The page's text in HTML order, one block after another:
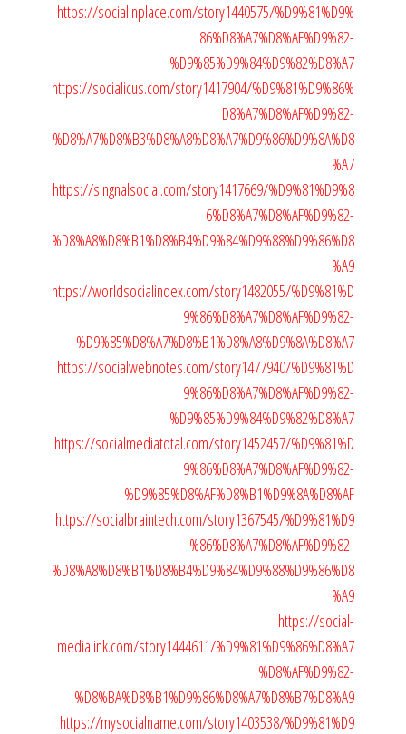
https://socialinplace.com/story1440575/%D9%81%D9%
86%D8%A7%D8%AF%D9%82-
%D9%85%D9%84%D9%82%D8%A7
https://socialicus.com/story1417904/%D9%81%D9%86%
D8%A7%D8%AF%D9%82-
%D8%A7%D8%B3%D8%A8%D8%A7%D9%86%D9%8A%D8
%A7
https://singnalsocial.com/story1417669/%D9%81%D9%8
6%D8%A7%D8%AF%D9%82-
%D8%A8%D8%B1%D8%B4%D9%84%D9%88%D9%86%D8
%A9
https://worldsocialindex.com/story1482055/%D9%81%D
9%86%D8%A7%D8%AF%D9%82-
%D9%85%D8%A7%D8%B1%D8%A8%D9%8A%D8%A7
https://socialwebnotes.com/story1477940/%D9%81%D
9%86%D8%A7%D8%AF%D9%82-
%D9%85%D9%84%D9%82%D8%A7
https://socialmediatotal.com/story1452457/%D9%81%D
9%86%D8%A7%D8%AF%D9%82-
%D9%85%D8%AF%D8%B1%D9%8A%D8%AF
https://socialbraintech.com/story1367545/%D9%81%D9
%86%D8%A7%D8%AF%D9%82-
%D8%A8%D8%B1%D8%B4%D9%84%D9%88%D9%86%D8
%A9
https://social-
medialink.com/story1444611/%D9%81%D9%86%D8%A7
%D8%AF%D9%82-
%D8%BA%D8%B1%D9%86%D8%A7%D8%B7%D8%A9
https://mysocialname.com/story1403538/%D9%81%D9